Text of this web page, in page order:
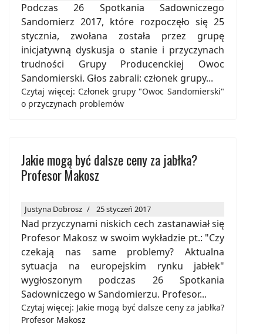
Podczas 26 Spotkania Sadowniczego
Sandomierz 2017, które rozpoczęło się 25
stycznia, zwołana została przez grupę
inicjatywną dyskusja o stanie i przyczynach
trudności Grupy Producenckiej Owoc
Sandomierski. Głos zabrali: członek grupy...
Czytaj więcej: Członek grupy "Owoc Sandomierski"
o przyczynach problemów
Jakie mogą być dalsze ceny za jabłka?
Profesor Makosz
Justyna Dobrosz 25 styczeń 2017
Nad przyczynami niskich cech zastanawiał się
Profesor Makosz w swoim wykładzie pt.: "Czy
czekają nas same problemy? Aktualna
sytuacja na europejskim rynku jabłek"
wygłoszonym podczas 26 Spotkania
Sadowniczego w Sandomierzu. Profesor...
Czytaj więcej: Jakie mogą być dalsze ceny za jabłka?
Profesor Makosz